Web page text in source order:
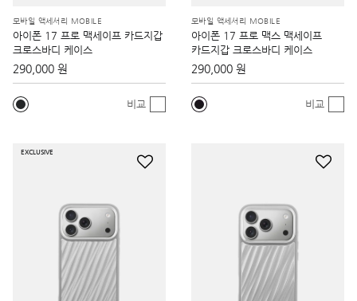
모바일 액세서리 MOBILE
아이폰 17 프로 맥세이프 카드지갑
크로스바디 케이스
290,000 원
비교
모바일 액세서리 MOBILE
아이폰 17 프로 맥스 맥세이프
카드지갑 크로스바디 케이스
290,000 원
비교
EXCLUSIVE